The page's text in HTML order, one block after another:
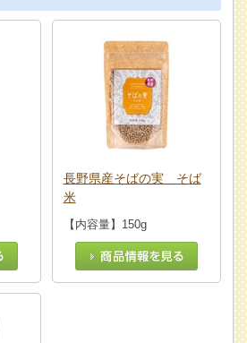
長野県産そばの実 そば
米
【内容量】150g